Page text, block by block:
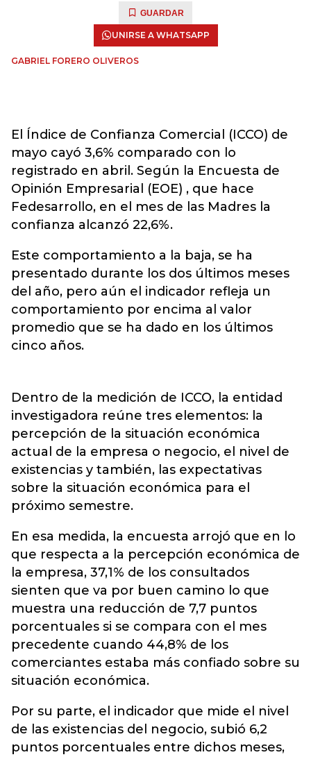
GUARDAR
UNIRSE A WHATSAPP
GABRIEL FORERO OLIVEROS
El Índice de Confianza Comercial (ICCO) de
mayo cayó 3,6% comparado con lo
registrado en abril. Según la Encuesta de
Opinión Empresarial (EOE) , que hace
Fedesarrollo, en el mes de las Madres la
confianza alcanzó 22,6%.
Este comportamiento a la baja, se ha
presentado durante los dos últimos meses
del año, pero aún el indicador refleja un
comportamiento por encima al valor
promedio que se ha dado en los últimos
cinco años.
Dentro de la medición de ICCO, la entidad
investigadora reúne tres elementos: la
percepción de la situación económica
actual de la empresa o negocio, el nivel de
existencias y también, las expectativas
sobre la situación económica para el
próximo semestre.
En esa medida, la encuesta arrojó que en lo
que respecta a la percepción económica de
la empresa, 37,1% de los consultados
sienten que va por buen camino lo que
muestra una reducción de 7,7 puntos
porcentuales si se compara con el mes
precedente cuando 44,8% de los
comerciantes estaba más confiado sobre su
situación económica.
Por su parte, el indicador que mide el nivel
de las existencias del negocio, subió 6,2
puntos porcentuales entre dichos meses,